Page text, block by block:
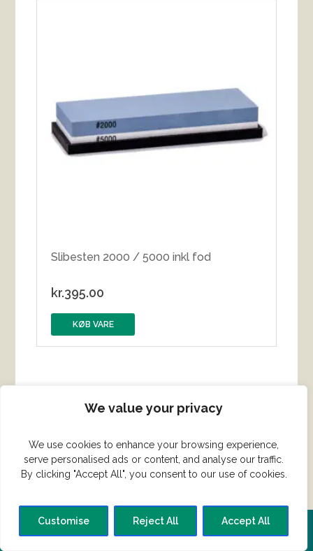
We value your privacy
We use cookies to enhance your browsing experience,
serve personalised ads or content, and analyse our traffic.
By clicking "Accept All", you consent to our use of cookies.
Customise Reject All Accept All
Slibesten 2000 / 5000 inkl fod
kr.395.00
KØB VARE